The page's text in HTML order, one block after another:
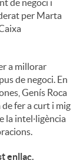
per Marta
a millorar
de negoci. En
Genís Roca
fer a curt i mig
la intel·ligència
enllaç.